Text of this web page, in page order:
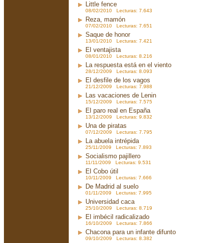
Little fence
08/02/2010 Lecturas: 7.643
Reza, mamón
07/02/2010 Lecturas: 7.651
Saque de honor
13/01/2010 Lecturas: 7.421
El ventajista
08/01/2010 Lecturas: 8.216
La respuesta está en el viento
28/12/2009 Lecturas: 8.093
El desfile de los vagos
21/12/2009 Lecturas: 7.988
Las vacaciones de Lenin
15/12/2009 Lecturas: 7.575
El paro real en España
13/12/2009 Lecturas: 9.832
Una de piratas
07/12/2009 Lecturas: 7.795
La abuela intrépida
25/11/2009 Lecturas: 7.893
Socialismo pajillero
11/11/2009 Lecturas: 9.531
El Cobo útil
10/11/2009 Lecturas: 7.666
De Madrid al suelo
01/11/2009 Lecturas: 7.995
Universidad caca
25/10/2009 Lecturas: 8.719
El imbécil radicalizado
16/10/2009 Lecturas: 7.866
Chacona para un infante difunto
09/10/2009 Lecturas: 8.382